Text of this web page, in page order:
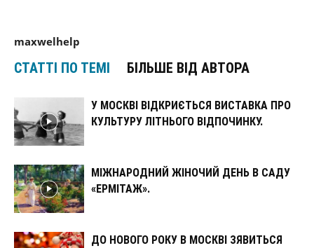
maxwelhelp
СТАТТІ ПО ТЕМІ БІЛЬШЕ ВІД АВТОРА
У МОСКВІ ВІДКРИЄТЬСЯ ВИСТАВКА ПРО
КУЛЬТУРУ ЛІТНЬОГО ВІДПОЧИНКУ.
МІЖНАРОДНИЙ ЖІНОЧИЙ ДЕНЬ В САДУ
«ЕРМІТАЖ».
ДО НОВОГО РОКУ В МОСКВІ ЗЯВИТЬСЯ